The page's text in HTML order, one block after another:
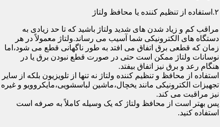
۲.استفاده از تنظیم کننده یا محافظ ولتاژ
مراقب کم و زیاد شدن های شدید ولتاژ باشید که تا حد زیادی به
دستگاه های الکترونیکی شما آسیب می رساند.ولتاژ معمولاً در هر
زمان که قطعی برق اتفاق می افتد به طور ناگهانی قطع می شود،اما
نوسانات ولتاژ ممکن است حتی در صورت قطع نبودن برق یا در
هنگام رعد و برق نیز اتفاق بیفتد.
استفاده از محافظ و تنظیم کننده ولتاژ نه تنها از تلویزیون بلکه از سایر
تجهیزات الکترونیکی مانند یخچال،ماشین لباسشویی،مایکروویو و غیره
نیز مراقبت می کند.
پس بهتر است از محافظ ولتاژ که یک وسیله کاملاً به صرفه است
استفاده کنید.